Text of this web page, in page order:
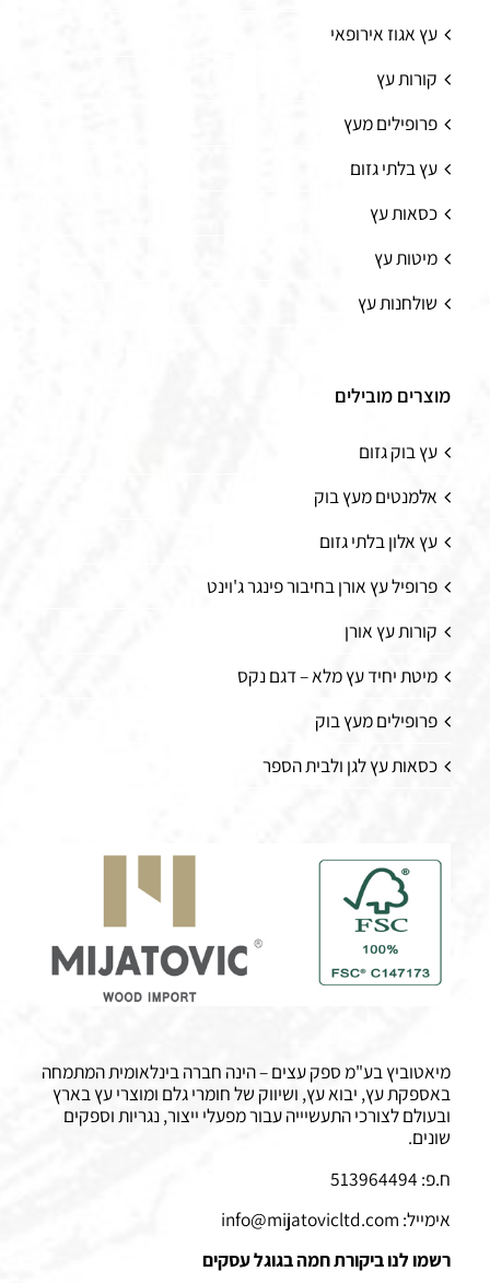
עץ אגוז אירופאי
קורות עץ
פרופילים מעץ
עץ בלתי גזום
כסאות עץ
מיטות עץ
שולחנות עץ
מוצרים מובילים
עץ בוק גזום
אלמנטים מעץ בוק
עץ אלון בלתי גזום
פרופיל עץ אורן בחיבור פינגר ג'וינט
קורות עץ אורן
מיטת יחיד עץ מלא – דגם נקס
פרופילים מעץ בוק
כסאות עץ לגן ולבית הספר
מיאטוביץ בע"מ ספק עצים – הינה חברה בינלאומית המתמחה
באספקת עץ, יבוא עץ, ושיווק של חומרי גלם ומוצרי עץ בארץ
ובעולם לצורכי התעשיייה עבור מפעלי ייצור, נגריות וספקים
שונים.
ח.פ: 513964494
אימייל: info@mijatovicltd.com
רשמו לנו ביקורת חמה בגוגל עסקים